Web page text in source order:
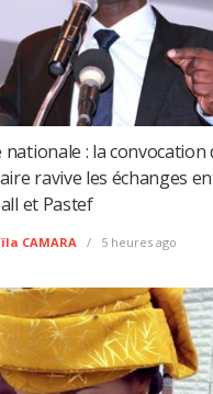
nationale : la convocation
ravive les échanges
et Pastef
CAMARA 5 heures ago